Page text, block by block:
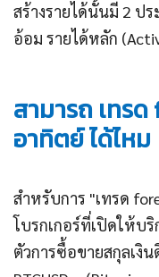
สร้างรายได้นั้นมี 2 ป
อ้อม รายได้หลัก
สามารถ เทร
อาทิตย์ ได้ไหม
สำหรับการ "เทรด
โบรกเกอร์ที่เปิดให้บริ
ตัวการซื้อขายสกุลเงิ